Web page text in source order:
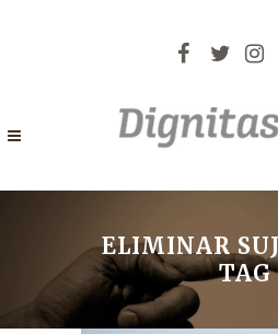
ELIMINAR
TAG